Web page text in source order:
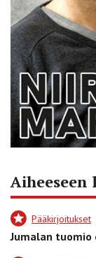
Pääkirjoitukset
Jumalan